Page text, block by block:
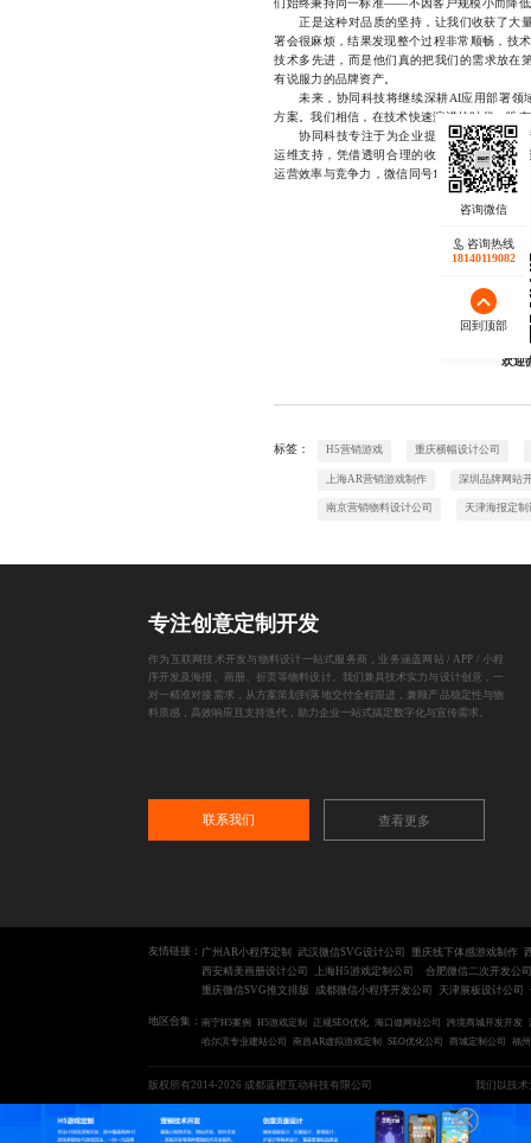
们始终秉持同一标准——不因客户规模小而降
正是这种对品质的坚持，让我们收获了大量
署会很麻烦，结果发现整个过程非常顺畅，技
技术多先进，而是他们真的把我们的需求放在
有说服力的品牌资产。
未来，协同科技将继续深耕AI应用部署领
方案。我们相信，在技术快速演进的时代，唯
协同科技专注于为企业提供一站式AI应用
运维支持，凭借透明合理的收费模式与全程
运营效率与竞争力，微信同号17723342546
欢迎
标签： H5营销游戏 重庆横幅设计公司
上海AR营销游戏制作 深圳品牌网站
南京营销物料设计公司 天津海报定制
咨询热线
18140119082
回到顶部
专注创意定制开发
作为互联网技术开发与物料设计一站式服务商，业务涵盖网站 / APP / 小程
序开发及海报、画册、折页等物料设计。我们兼具技术实力与设计创意，一
对一精准对接需求，从方案策划到落地交付全程跟进，兼顾产品稳定性与物
料质感，高效响应且支持迭代，助力企业一站式搞定数字化与宣传需求。
联系我们 查看更多
友情链接： 广州AR小程序定制 武汉微信SVG设计公司 重庆线下体感游戏制作
西安精美画册设计公司
上海H5游戏定制公司
合肥微信二次开发公司
重庆微信SVG推文排版
成都微信小程序开发公司 天津展板设计公司
地区合集： 南宁H5案例 H5游戏定制 正规SEO优化 海口做网站公司 跨境商城开发开发
哈尔滨专业建站公司
南昌AR虚拟游戏定制 SEO优化公司 商城定制公司 福
版权所有2014-2026 成都蓝橙互动科技有限公司 我们以技